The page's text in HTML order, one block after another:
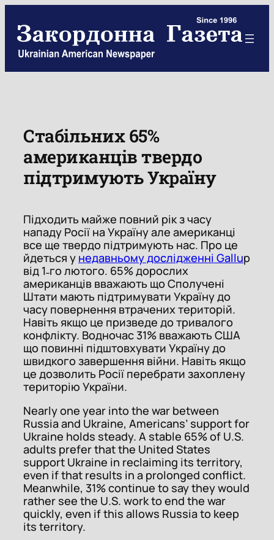
content
Стабільних 65%
американців твердо
підтримують Україну
Підходить майже повний рік з часу
нападу Росії на Україну але американці
все ще твердо підтримують нас. Про це
йдеться у недавньому дослідженні Gallup
від 1˗го лютого. 65% дорослих
американців вважають що Сполучені
Штати мають підтримувати Україну до
часу повернення втрачених територій.
Навіть якщо це призведе до тривалого
конфлікту. Водночас 31% вважають США
що повинні підштовхувати Україну до
швидкого завершення війни. Навіть якщо
це дозволить Росії перебрати захоплену
територію України.
Nearly one year into the war between
Russia and Ukraine, Americans’ support for
Ukraine holds steady. A stable 65% of U.S.
adults prefer that the United States
support Ukraine in reclaiming its territory,
even if that results in a prolonged conflict.
Meanwhile, 31% continue to say they would
rather see the U.S. work to end the war
quickly, even if this allows Russia to keep
its territory.